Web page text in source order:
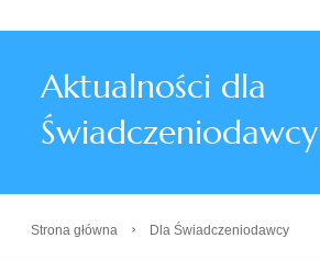
Aktualności dla
Świadczeniodawcy
Strona główna › Dla Świadczeniodawcy